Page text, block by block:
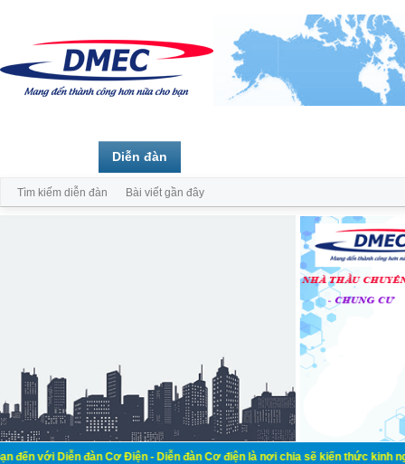
đàn Cơ Điện - Diễn đàn Cơ điện là nơi chia sẽ kiến thức kinh nghiệm
Diễn đàn
Tìm kiếm diễn đàn Bài viết gần đây